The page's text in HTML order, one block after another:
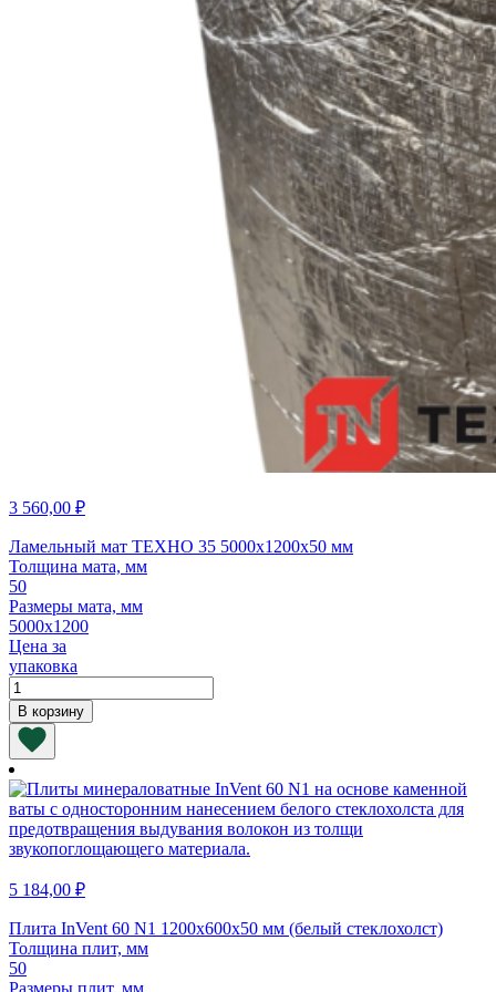
3 560,00 ₽
Ламельный мат ТЕХНО 35 5000х1200х50 мм
Толщина мата, мм
50
Размеры мата, мм
5000х1200
Цена за
упаковка
Количество
товара
Ламельный
мат
ТЕХНО
35
5000х1200х50
мм
В корзину
5 184,00 ₽
Плита InVent 60 N1 1200х600х50 мм (белый стеклохолст)
Толщина плит, мм
50